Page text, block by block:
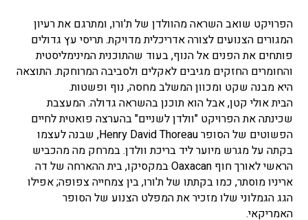
הפרויקט שואב השראה מהוולדן של ת'ורו, ומתרגם את רעיון
המגורים הצנועים לצורה אדריכלית מדויקת. תריסי עץ גדולים
פותחים את הפנים אל הנוף, בעוד שהתוכנית המינימליסטית
והחומרים החזקים מגיבים לאקלים ולסביבה המרוחקת. התוצאה
היא מבנה שקט ומכוון המשלב מחסה, נוף ופשטות.
הבית אולי קטן, אבל הוא תוכנן בהשראה גדולה. המעצבת
שכינתה את הפרויקט "וולדן לשניים" בהערצה פואטית לחיים
הפשוטים של הסופר Henry David Thoreau, שבנה לעצמו
בקתה על מגרש מיוער ליד בריכת וולדן. במרחק מה מהכביש
הראשי לאורך חוף Oaxacan במקסיקו, בית ההארחה של דה
אריניו מוסתר, כמו בקתתו של ת'ורו, בין צמחייה צפופה; אפילו
הגג הגמלוני שלו מזכיר את המפלט הצנוע של הסופר
האמריקאי.